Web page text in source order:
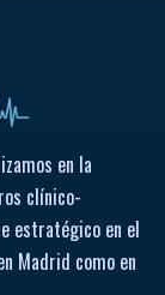
en la
clínico-
estratégico en el
Madrid como en